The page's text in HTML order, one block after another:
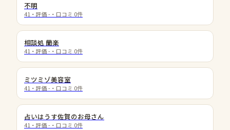
不明
41 ・評価 - ・口コミ 0件
相談処 蘭楽
41 ・評価 - ・口コミ 0件
ミツミゾ美容室
41 ・評価 - ・口コミ 0件
占いはうす佐賀のお母さん
41 ・評価 - ・口コミ 0件